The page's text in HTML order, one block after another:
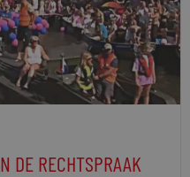
DE RECHTSPRAAK